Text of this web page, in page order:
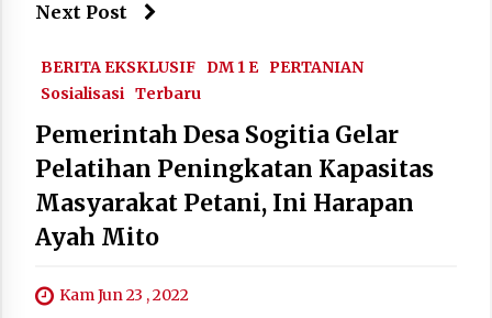
Next Post
BERITA EKSKLUSIF DM 1 E PERTANIAN
Sosialisasi Terbaru
Pemerintah Desa Sogitia Gelar
Pelatihan Peningkatan Kapasitas
Masyarakat Petani, Ini Harapan
Ayah Mito
Kam Jun 23 , 2022